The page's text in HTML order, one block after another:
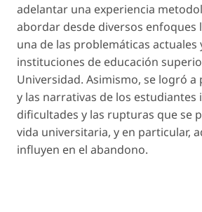
adelantar una experiencia
abordar desde diversos enfoques
una de las problemáticas actuales
instituciones de educación
Universidad. Asimismo, se logró a
y las narrativas de los estudiantes
dificultades y las rupturas que se
vida universitaria, y en particular,
influyen en el abandono.